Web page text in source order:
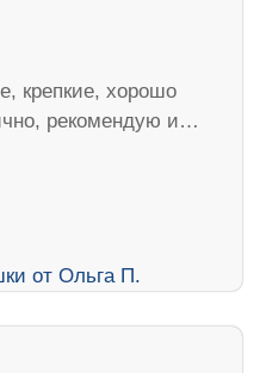
крепкие, хорошо
рекомендую и…